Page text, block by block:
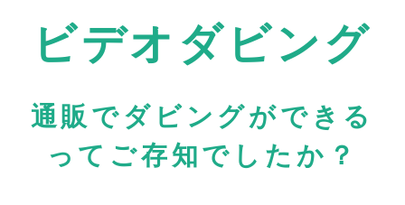
ビデオダビング
通販でダビングができる
ってご存知でしたか？